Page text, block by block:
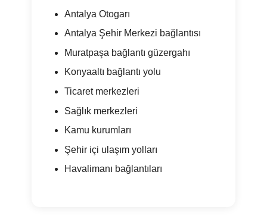
Antalya Otogarı
Antalya Şehir Merkezi bağlantısı
Muratpaşa bağlantı güzergahı
Konyaaltı bağlantı yolu
Ticaret merkezleri
Sağlık merkezleri
Kamu kurumları
Şehir içi ulaşım yolları
Havalimanı bağlantıları